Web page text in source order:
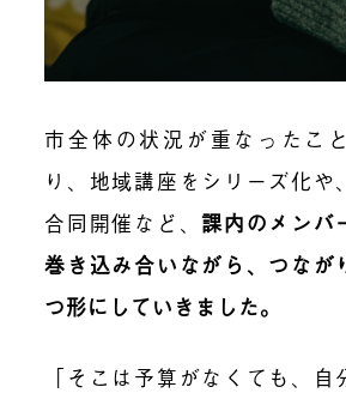
市全体の状況が重なったこ
り、地域講座をシリーズ化や
合同開催など、課内のメンバ
巻き込み合いながら、つなが
つ形にしていきました。
「そこは予算がなくても、